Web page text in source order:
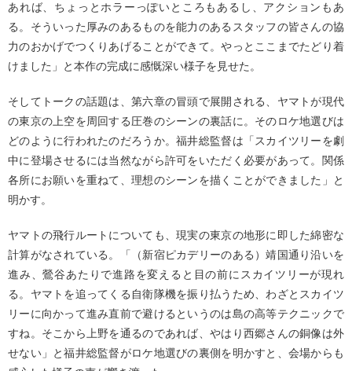
あれば、ちょっとホラーっぽいところもあるし、アクションもあ
る。そういった厚みのあるものを能力のあるスタッフの皆さんの協
力のおかげでつくりあげることができて。やっとここまでたどり着
けました」と本作の完成に感慨深い様子を見せた。
そしてトークの話題は、第六章の冒頭で展開される、ヤマトが現代
の東京の上空を周回する圧巻のシーンの裏話に。そのロケ地選びは
どのように行われたのだろうか。福井総監督は「スカイツリーを劇
中に登場させるには当然ながら許可をいただく必要があって。関係
各所にお願いを重ねて、理想のシーンを描くことができました」と
明かす。
ヤマトの飛行ルートについても、現実の東京の地形に即した綿密な
計算がなされている。「（新宿ピカデリーのある）靖国通り沿いを
進み、鶯谷あたりで進路を変えると目の前にスカイツリーが現れ
る。ヤマトを追ってくる自衛隊機を振り払うため、わざとスカイツ
リーに向かって進み直前で避けるというのは島の高等テクニックで
すね。そこから上野を通るのであれば、やはり西郷さんの銅像は外
せない」と福井総監督がロケ地選びの裏側を明かすと、会場からも